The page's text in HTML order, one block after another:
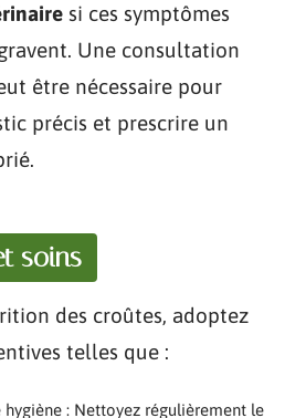
si ces symptômes
Une consultation
être nécessaire pour
précis et prescrire un
soins
des croûtes, adoptez
telles que :
: Nettoyez régulièrement le